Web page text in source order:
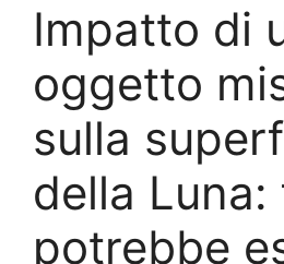
Impatto di
oggetto
sulla
della Luna:
potrebbe